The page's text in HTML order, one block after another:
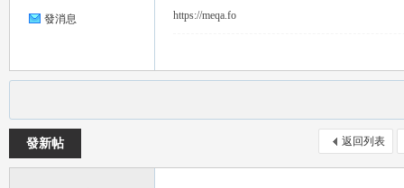
發消息 https://meqa.fo
返回列表
發新帖